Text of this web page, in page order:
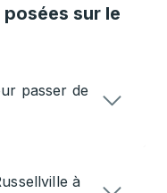
sur le
passer de
à